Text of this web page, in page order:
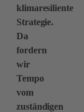
klimaresiliente
Strategie.
Da
fordern
wir
Tempo
vom
zuständigen